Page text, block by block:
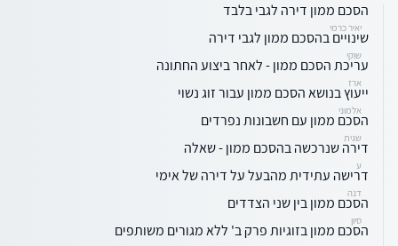
הסכם ממון דירה לגבי בלבד
יאיר כרמי
שינויים בהסכם ממון לגבי דירה
שוקי
עריכת הסכם ממון - לאחר ביצוע החתונה
ארז
ייעוץ בנושא הסכם ממון עבור זוג נשוי
אלמוני
הסכם ממון עם חשבונות נפרדים
שגית
דירה שנרכשה בהסכם ממון - שאלה
ע
דרישה עתידית מהבעל על דירה של אימי
דנה
הסכם ממון בין שני הצדדים
סיון
הסכם ממון בזוגיות פרק ב' ללא מגורים משותפים